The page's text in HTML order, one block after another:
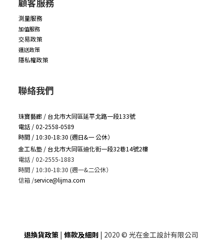
顧客服務
測量服務
加值服務
交易政策
運送政策
隱私權政策
聯絡我們
珠寶藝廊 / 台北市大同區延平北路一段133號
電話 / 02-2558-0589
時間 / 10:30-18:30 (週日&一 公休）
金工私塾 / 台北市大同區迪化街一段32巷14號2樓
電話 / 02-2555-1883
時間 / 10:30-18:30 (週一&二公休）
信箱 /service@lijma.com
退換貨政策 | 條款及細則 | 2020 © 光在金工設計有限公司